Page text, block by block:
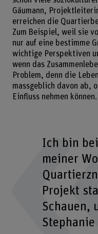
Gäumann,
erreichen die
Zum Beispiel, weil sie
nur auf eine bestimme
wichtige Perspektiven
wenn das
Problem, denn die
massgeblich davon ab,
Einfluss nehmen können.
Ich bin
meiner
Projekt
Schauen,